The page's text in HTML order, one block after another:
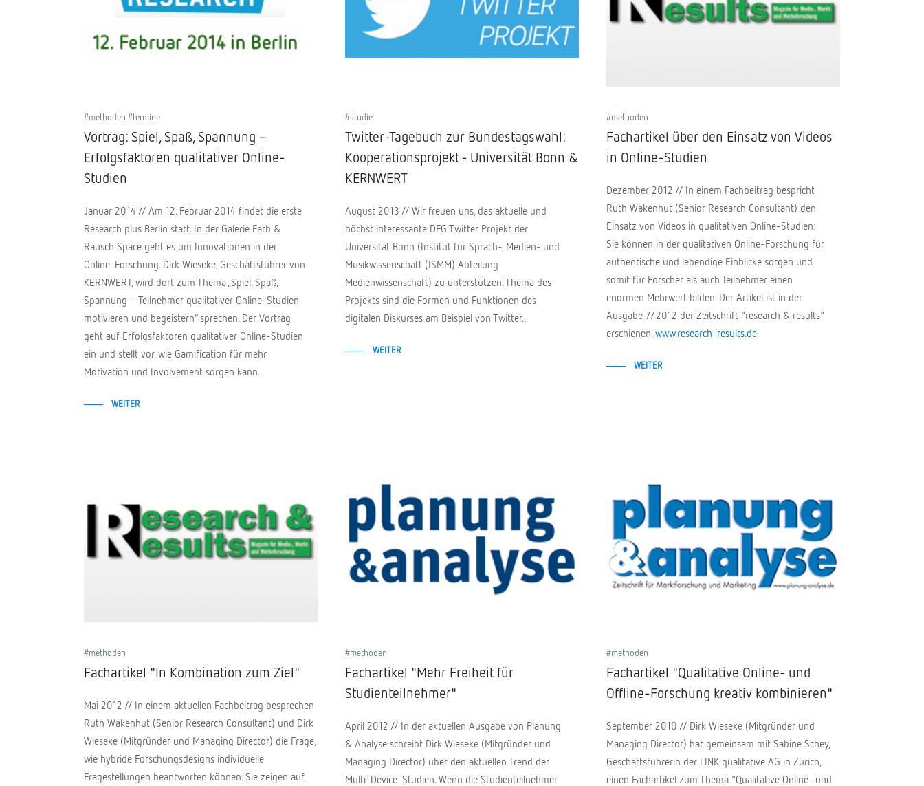
#methoden #termine
Vortrag: Spiel, Spaß, Spannung –
Erfolgsfaktoren qualitativer Online-
Studien
Januar 2014 // Am 12. Februar 2014 findet die erste
Research plus Berlin statt. In der Galerie Farb &
Rausch Space geht es um Innovationen in der
Online-Forschung. Dirk Wieseke, Geschäftsführer von
KERNWERT, wird dort zum Thema „Spiel, Spaß,
Spannung – Teilnehmer qualitativer Online-Studien
motivieren und begeistern“ sprechen. Der Vortrag
geht auf Erfolgsfaktoren qualitativer Online-Studien
ein und stellt vor, wie Gamification für mehr
Motivation und Involvement sorgen kann.
WEITER
#studie
Twitter-Tagebuch zur Bundestagswahl:
Kooperationsprojekt - Universität Bonn &
KERNWERT
August 2013 // Wir freuen uns, das aktuelle und
höchst interessante DFG Twitter Projekt der
Universität Bonn (Institut für Sprach-, Medien- und
Musikwissenschaft (ISMM) Abteilung
Medienwissenschaft) zu unterstützen. Thema des
Projekts sind die Formen und Funktionen des
digitalen Diskurses am Beispiel von Twitter...
WEITER
#methoden
Fachartikel über den Einsatz von Videos
in Online-Studien
Dezember 2012 // In einem Fachbeitrag bespricht
Ruth Wakenhut (Senior Research Consultant) den
Einsatz von Videos in qualitativen Online-Studien:
Sie können in der qualitativen Online-Forschung für
authentische und lebendige Einblicke sorgen und
somit für Forscher als auch Teilnehmer einen
enormen Mehrwert bilden. Der Artikel ist in der
Ausgabe 7/2012 der Zeitschrift "research & results"
erschienen. www.research-results.de
WEITER
#methoden
Fachartikel "In Kombination zum Ziel"
Mai 2012 // In einem aktuellen Fachbeitrag besprechen
Ruth Wakenhut (Senior Research Consultant) und Dirk
Wieseke (Mitgründer und Managing Director) die Frage,
wie hybride Forschungsdesigns individuelle
Fragestellungen beantworten können. Sie zeigen auf,
#methoden
Fachartikel "Mehr Freiheit für
Studienteilnehmer"
April 2012 // In der aktuellen Ausgabe von Planung
& Analyse schreibt Dirk Wieseke (Mitgründer und
Managing Director) über den aktuellen Trend der
Multi-Device-Studien. Wenn die Studienteilnehmer
#methoden
Fachartikel "Qualitative Online- und
Offline-Forschung kreativ kombinieren"
September 2010 // Dirk Wieseke (Mitgründer und
Managing Director) hat gemeinsam mit Sabine Schey,
Geschäftsführerin der LINK qualitative AG in Zürich,
einen Fachartikel zum Thema "Qualitative Online- und